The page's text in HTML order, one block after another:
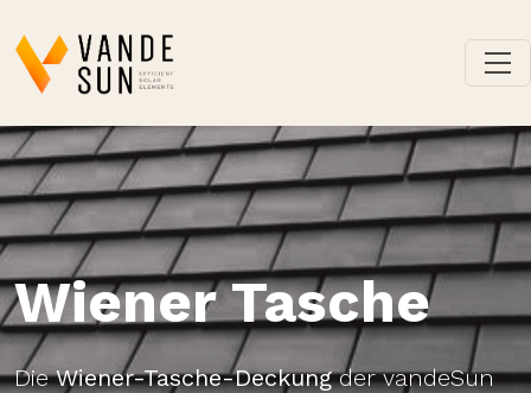
Wiener Tasche
DieWiener-Tasche-Deckungder vandeSun